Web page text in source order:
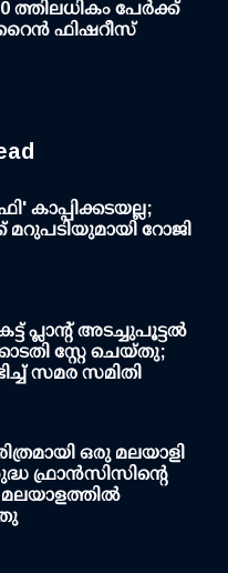
ത്തിലധികം പേര്‍ക്ക്
ഫിഷറീസ്
റോജി
പ്ലാന്റ് അടച്ചുപൂട്ടൽ
സ്റ്റേ ചെയ്തു;
സമര സമിതി
ഒരു മലയാളി
ഫ്രാൻസിസിന്റെ
മലയാളത്തിൽ